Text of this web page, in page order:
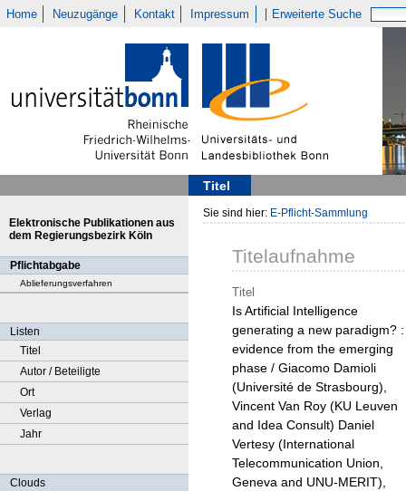
Home Neuzugänge Kontakt Impressum Erweiterte Suche
Titel
Elektronische Publikationen aus
dem Regierungsbezirk Köln
Pflichtabgabe
Ablieferungsverfahren
Listen
Titel
Autor / Beteiligte
Ort
Verlag
Jahr
Clouds
Sie sind hier: E-Pflicht-Sammlung
Titelaufnahme
Titel
Is Artificial Intelligence
generating a new paradigm? :
evidence from the emerging
phase / Giacomo Damioli
(Université de Strasbourg),
Vincent Van Roy (KU Leuven
and Idea Consult) Daniel
Vertesy (International
Telecommunication Union,
Geneva and UNU-MERIT),